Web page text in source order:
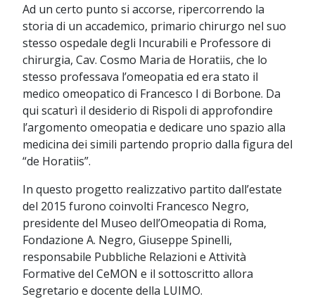
Ad un certo punto si accorse, ripercorrendo la
storia di un accademico, primario chirurgo nel suo
stesso ospedale degli Incurabili e Professore di
chirurgia, Cav. Cosmo Maria de Horatiis, che lo
stesso professava l’omeopatia ed era stato il
medico omeopatico di Francesco I di Borbone. Da
qui scaturì il desiderio di Rispoli di approfondire
l’argomento omeopatia e dedicare uno spazio alla
medicina dei simili partendo proprio dalla figura del
“de Horatiis”.
In questo progetto realizzativo partito dall’estate
del 2015 furono coinvolti Francesco Negro,
presidente del Museo dell’Omeopatia di Roma,
Fondazione A. Negro, Giuseppe Spinelli,
responsabile Pubbliche Relazioni e Attività
Formative del CeMON e il sottoscritto allora
Segretario e docente della LUIMO.